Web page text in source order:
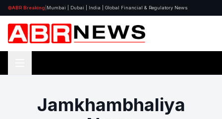
ABR Breaking Mumbai | Dubai | India | Global Financial & Regulatory News
Jamkhambhaliya